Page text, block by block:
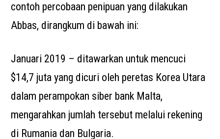
contoh percobaan penipuan yang dilakukan
Abbas, dirangkum di bawah ini:
Januari 2019 – ditawarkan untuk mencuci
$14,7 juta yang dicuri oleh peretas Korea Utara
dalam perampokan siber bank Malta,
mengarahkan jumlah tersebut melalui rekening
di Rumania dan Bulgaria.